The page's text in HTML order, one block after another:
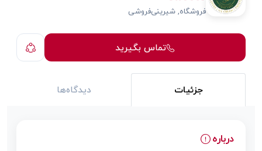
فروشگاه, شیرینی‌فروشی
تماس بگیرید
جزئیات دیدگاه‌ها
درباره